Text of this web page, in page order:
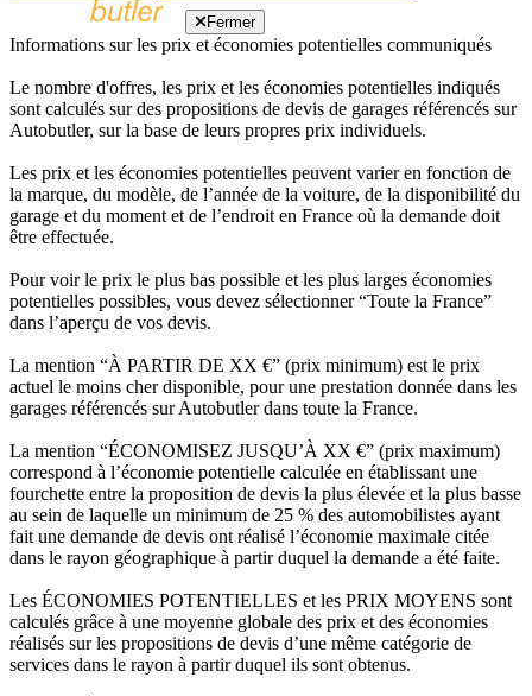
Fermer
Informations sur les prix et économies potentielles communiqués
Le nombre d'offres, les prix et les économies potentielles indiqués
sont calculés sur des propositions de devis de garages référencés sur
Autobutler, sur la base de leurs propres prix individuels.
Les prix et les économies potentielles peuvent varier en fonction de
la marque, du modèle, de l’année de la voiture, de la disponibilité du
garage et du moment et de l’endroit en France où la demande doit
être effectuée.
Pour voir le prix le plus bas possible et les plus larges économies
potentielles possibles, vous devez sélectionner “Toute la France”
dans l’aperçu de vos devis.
La mention “À PARTIR DE XX €” (prix minimum) est le prix
actuel le moins cher disponible, pour une prestation donnée dans les
garages référencés sur Autobutler dans toute la France.
La mention “ÉCONOMISEZ JUSQU’À XX €” (prix maximum)
correspond à l’économie potentielle calculée en établissant une
fourchette entre la proposition de devis la plus élevée et la plus basse
au sein de laquelle un minimum de 25 % des automobilistes ayant
fait une demande de devis ont réalisé l’économie maximale citée
dans le rayon géographique à partir duquel la demande a été faite.
Les ÉCONOMIES POTENTIELLES et les PRIX MOYENS sont
calculés grâce à une moyenne globale des prix et des économies
réalisés sur les propositions de devis d’une même catégorie de
services dans le rayon à partir duquel ils sont obtenus.